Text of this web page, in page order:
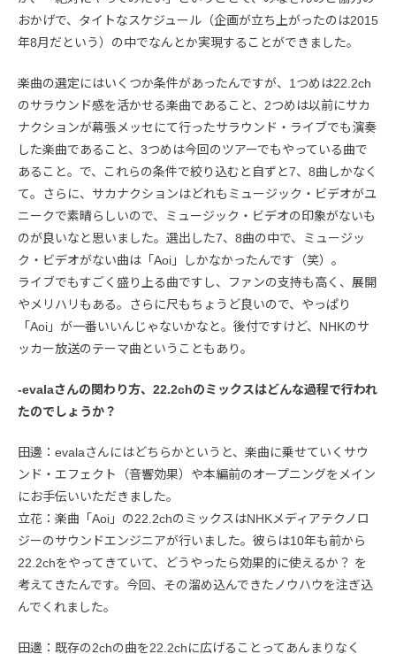
おかげで、タイトなスケジュール（企画が立ち上がったのは2015
年8月だという）の中でなんとか実現することができました。
楽曲の選定にはいくつか条件があったんですが、1つめは22.2ch
のサラウンド感を活かせる楽曲であること、2つめは以前にサカ
ナクションが幕張メッセにて行ったサラウンド・ライブでも演奏
した楽曲であること、3つめは今回のツアーでもやっている曲で
あること。で、これらの条件で絞り込むと自ずと7、8曲しかなく
て。さらに、サカナクションはどれもミュージック・ビデオがユ
ニークで素晴らしいので、ミュージック・ビデオの印象がないも
のが良いなと思いました。選出した7、8曲の中で、ミュージッ
ク・ビデオがない曲は「Aoi」しかなかったんです（笑）。
ライブでもすごく盛り上る曲ですし、ファンの支持も高く、展開
やメリハリもある。さらに尺もちょうど良いので、やっぱり
「Aoi」が一番いいんじゃないかなと。後付ですけど、NHKのサ
ッカー放送のテーマ曲ということもあり。
-evalaさんの関わり方、22.2chのミックスはどんな過程で行われ
たのでしょうか？
田邊：evalaさんにはどちらかというと、楽曲に乗せていくサウ
ンド・エフェクト（音響効果）や本編前のオープニングをメイン
にお手伝いいただきました。
立花：楽曲「Aoi」の22.2chのミックスはNHKメディアテクノロ
ジーのサウンドエンジニアが行いました。彼らは10年も前から
22.2chをやってきていて、どうやったら効果的に使えるか？ を
考えてきたんです。今回、その溜め込んできたノウハウを注ぎ込
んでくれました。
田邊：既存の2chの曲を22.2chに広げることってあんまりなく